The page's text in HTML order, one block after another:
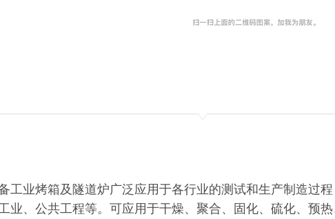
工业烤箱及隧道炉广泛应用于各行业的测试和生产制造过
业、公共工程等。可应用于干燥、聚合、固化、硫化、预